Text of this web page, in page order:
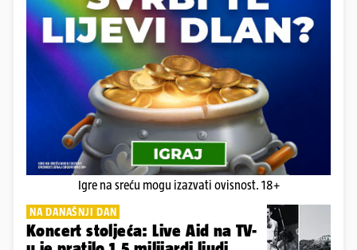
Igre na sreću mogu izazvati ovisnost. 18+
NA DANAŠNJI DAN
Koncert stoljeća: Live Aid na TV-